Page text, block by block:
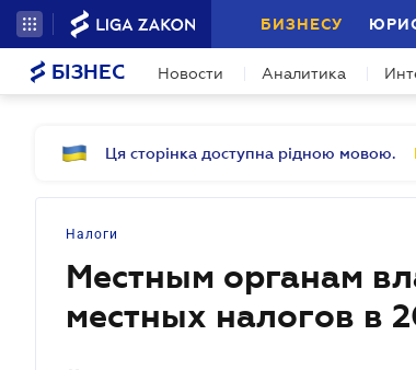
БИЗНЕСУ
БІЗНЕС Новости Аналитика
Ця сторінка доступна рідною мовою.
Налоги
Местным органам
местных налогов в